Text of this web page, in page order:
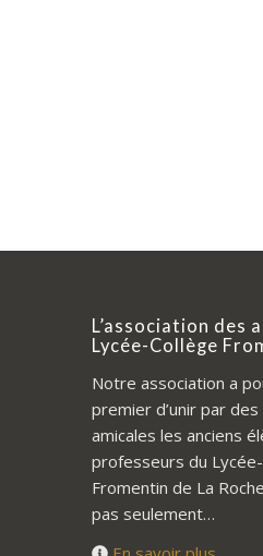
L’association des
Lycée-Collège
Notre association a
premier d’unir par
amicales les anciens
professeurs du
Fromentin de La
pas seulement…